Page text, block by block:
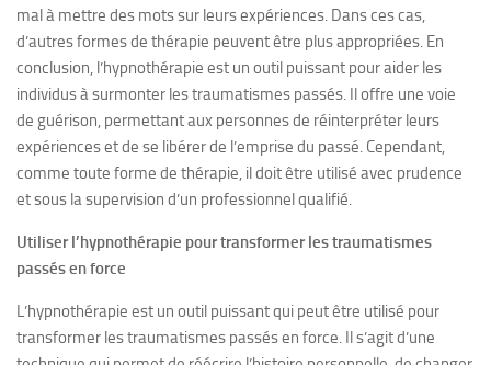
mal à mettre des mots sur leurs expériences. Dans ces cas,
d’autres formes de thérapie peuvent être plus appropriées. En
conclusion, l’hypnothérapie est un outil puissant pour aider les
individus à surmonter les traumatismes passés. Il offre une voie
de guérison, permettant aux personnes de réinterpréter leurs
expériences et de se libérer de l’emprise du passé. Cependant,
comme toute forme de thérapie, il doit être utilisé avec prudence
et sous la supervision d’un professionnel qualifié.
Utiliser l’hypnothérapie pour transformer les traumatismes
passés en force
L’hypnothérapie est un outil puissant qui peut être utilisé pour
transformer les traumatismes passés en force. Il s’agit d’une